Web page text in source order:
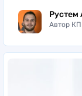
Рустем
Автор КП